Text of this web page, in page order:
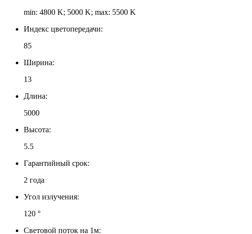
min: 4800 K; 5000 K; max: 5500 K
Индекс цветопередачи:
85
Ширина:
13
Длина:
5000
Высота:
5.5
Гарантийный срок:
2 года
Угол излучения:
120 °
Световой поток на 1м: